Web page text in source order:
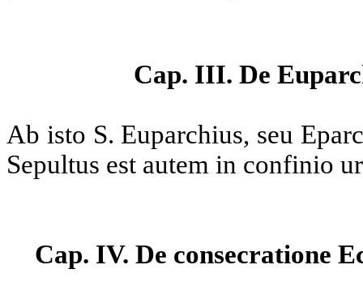
Cap. III. De
Ab isto S. Euparchius, seu
Sepultus est autem in confinio
Cap. IV. De consecratione